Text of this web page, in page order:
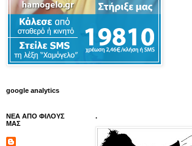
google analytics
ΝΕΑ ΑΠΟ ΦΙΛΟΥΣ
ΜΑΣ
.